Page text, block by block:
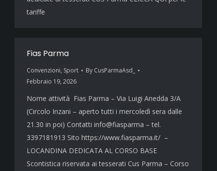
tariffe
Fias Parma
Convenzioni, Sport By CusParmaAsd_
Febbraio 19, 2026
Nome attività Fias Parma – Via Luigi Anedda 3/A
(Circolo Inzani – aperto tutti i mercoledì sera dalle
21.30 in poi) Contatti info@fiasparma – tel.
3397181913 Sito https://www.fiasparma.it/ –
LOCANDINA DEDICATA AL CORSO BASE
Scontistica riservata ai tesserati Cus Parma – Corso